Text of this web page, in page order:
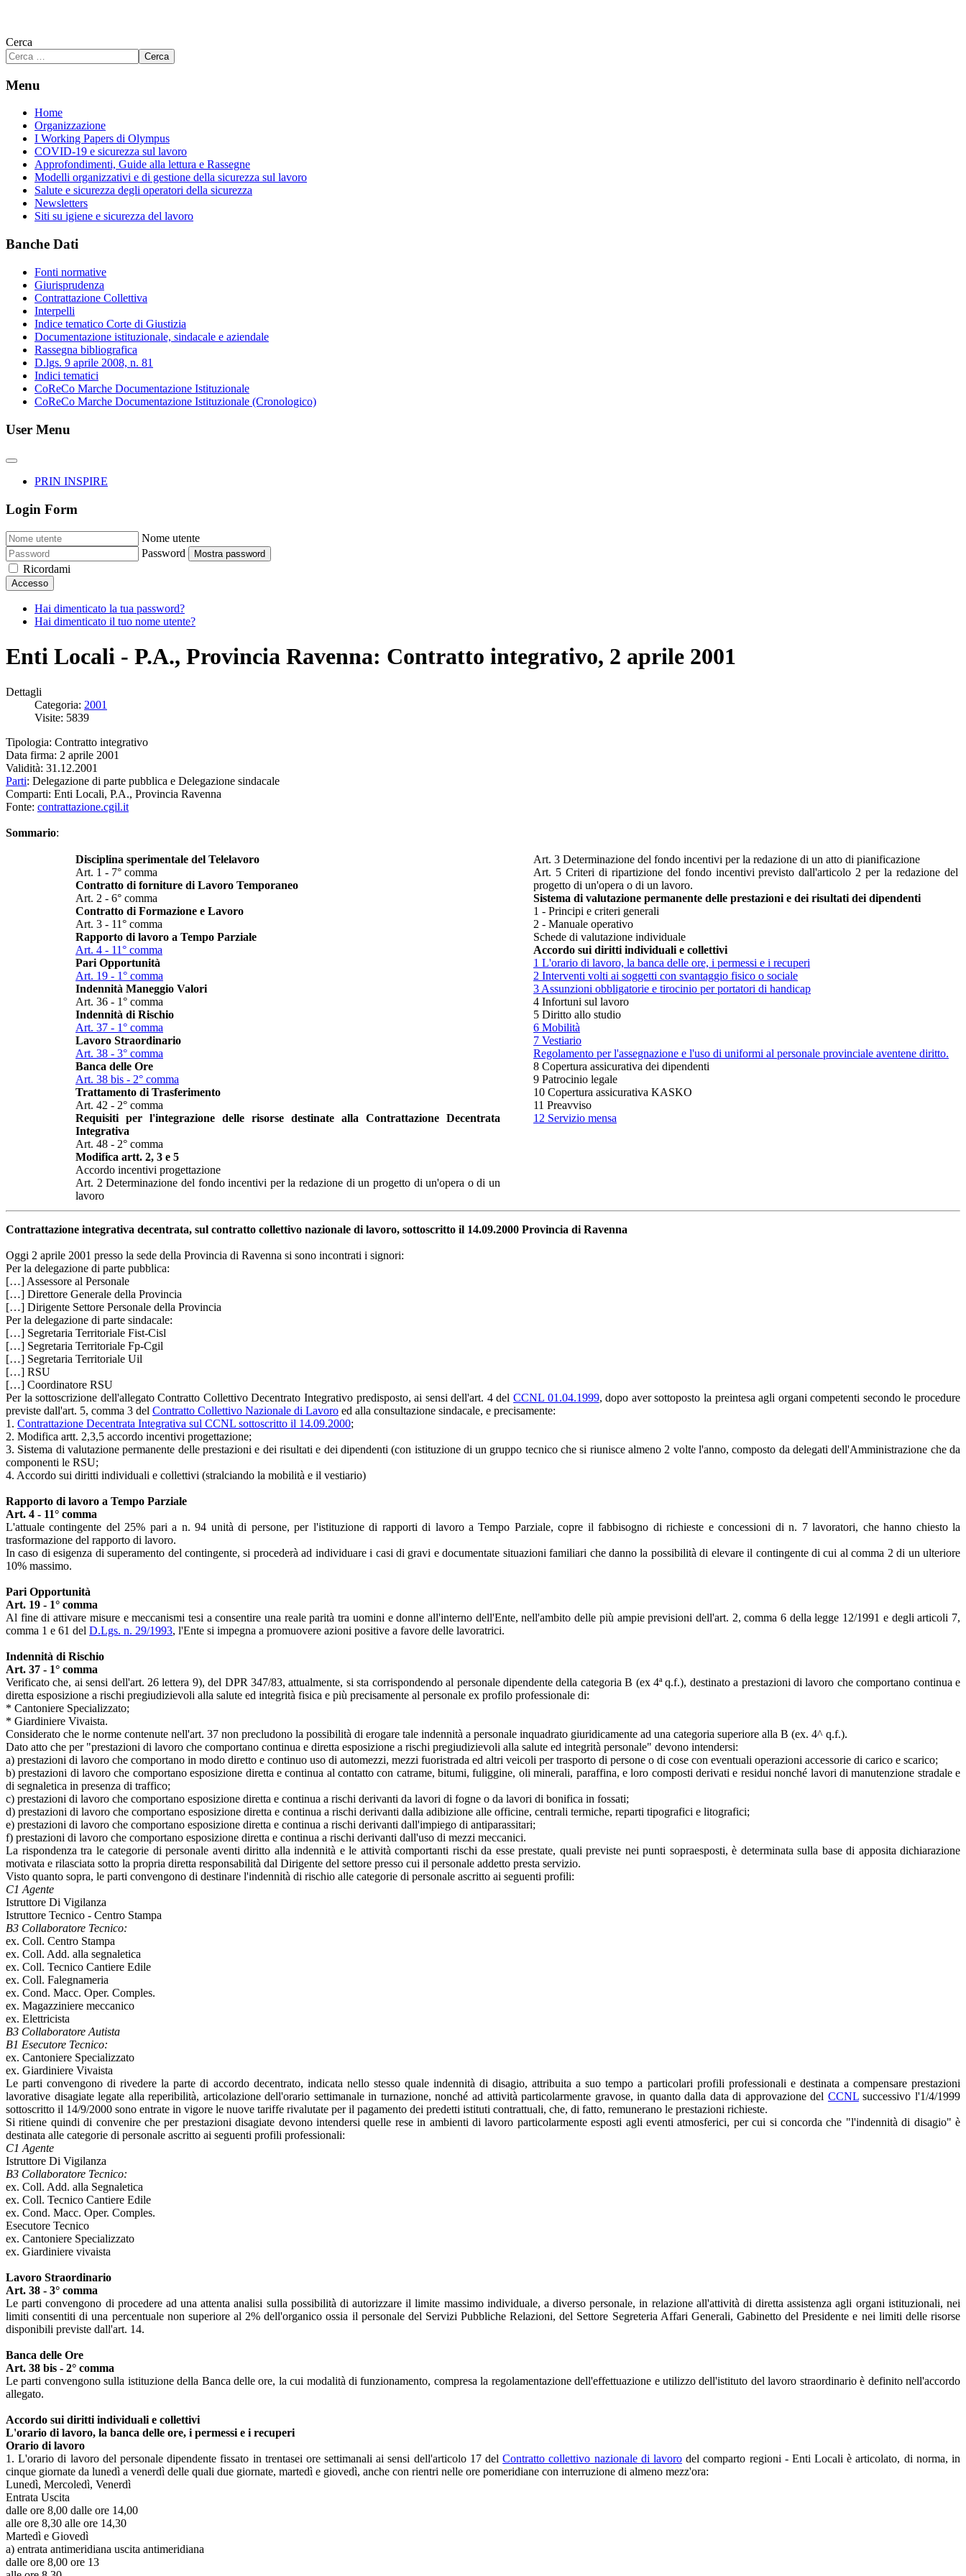
Cerca
Cerca
Menu
Home
Organizzazione
I Working Papers di Olympus
COVID-19 e sicurezza sul lavoro
Approfondimenti, Guide alla lettura e Rassegne
Modelli organizzativi e di gestione della sicurezza sul lavoro
Salute e sicurezza degli operatori della sicurezza
Newsletters
Siti su igiene e sicurezza del lavoro
Banche Dati
Fonti normative
Giurisprudenza
Contrattazione Collettiva
Interpelli
Indice tematico Corte di Giustizia
Documentazione istituzionale, sindacale e aziendale
Rassegna bibliografica
D.lgs. 9 aprile 2008, n. 81
Indici tematici
CoReCo Marche Documentazione Istituzionale
CoReCo Marche Documentazione Istituzionale (Cronologico)
User Menu
PRIN INSPIRE
Login Form
Nome utente
Password
Mostra password
Ricordami
Accesso
Hai dimenticato la tua password?
Hai dimenticato il tuo nome utente?
Enti Locali - P.A., Provincia Ravenna: Contratto integrativo, 2 aprile 2001
Dettagli
Categoria: 2001
Visite: 5839
Tipologia: Contratto integrativo
Data firma: 2 aprile 2001
Validità: 31.12.2001
Parti: Delegazione di parte pubblica e Delegazione sindacale
Comparti: Enti Locali, P.A., Provincia Ravenna
Fonte: contrattazione.cgil.it
Sommario:
Disciplina sperimentale del Telelavoro
Art. 1 - 7° comma
Contratto di forniture di Lavoro Temporaneo
Art. 2 - 6° comma
Contratto di Formazione e Lavoro
Art. 3 - 11° comma
Rapporto di lavoro a Tempo Parziale
Art. 4 - 11° comma
Pari Opportunità
Art. 19 - 1° comma
Indennità Maneggio Valori
Art. 36 - 1° comma
Indennità di Rischio
Art. 37 - 1° comma
Lavoro Straordinario
Art. 38 - 3° comma
Banca delle Ore
Art. 38 bis - 2° comma
Trattamento di Trasferimento
Art. 42 - 2° comma
Requisiti per l'integrazione delle risorse destinate alla Contrattazione Decentrata
Integrativa
Art. 48 - 2° comma
Modifica artt. 2, 3 e 5
Accordo incentivi progettazione
Art. 2 Determinazione del fondo incentivi per la redazione di un progetto di un'opera o di un
lavoro
Art. 3 Determinazione del fondo incentivi per la redazione di un atto di pianificazione
Art. 5 Criteri di ripartizione del fondo incentivi previsto dall'articolo 2 per la redazione del
progetto di un'opera o di un lavoro.
Sistema di valutazione permanente delle prestazioni e dei risultati dei dipendenti
1 - Principi e criteri generali
2 - Manuale operativo
Schede di valutazione individuale
Accordo sui diritti individuali e collettivi
1 L'orario di lavoro, la banca delle ore, i permessi e i recuperi
2 Interventi volti ai soggetti con svantaggio fisico o sociale
3 Assunzioni obbligatorie e tirocinio per portatori di handicap
4 Infortuni sul lavoro
5 Diritto allo studio
6 Mobilità
7 Vestiario
Regolamento per l'assegnazione e l'uso di uniformi al personale provinciale aventene diritto.
8 Copertura assicurativa dei dipendenti
9 Patrocinio legale
10 Copertura assicurativa KASKO
11 Preavviso
12 Servizio mensa
Contrattazione integrativa decentrata, sul contratto collettivo nazionale di lavoro, sottoscritto il 14.09.2000 Provincia di Ravenna
Oggi 2 aprile 2001 presso la sede della Provincia di Ravenna si sono incontrati i signori:
Per la delegazione di parte pubblica:
[…] Assessore al Personale
[…] Direttore Generale della Provincia
[…] Dirigente Settore Personale della Provincia
Per la delegazione di parte sindacale:
[…] Segretaria Territoriale Fist-Cisl
[…] Segretaria Territoriale Fp-Cgil
[…] Segretaria Territoriale Uil
[…] RSU
[…] Coordinatore RSU
Per la sottoscrizione dell'allegato Contratto Collettivo Decentrato Integrativo predisposto, ai sensi dell'art. 4 delCCNL 01.04.1999, dopo aver sottoposto la preintesa agli organi competenti secondo le procedure
previste dall'art. 5, comma 3 del Contratto Collettivo Nazionale di Lavoro ed alla consultazione sindacale, e precisamente:
1. Contrattazione Decentrata Integrativa sul CCNL sottoscritto il 14.09.2000;
2. Modifica artt. 2,3,5 accordo incentivi progettazione;
3. Sistema di valutazione permanente delle prestazioni e dei risultati e dei dipendenti (con istituzione di un gruppo tecnico che si riunisce almeno 2 volte l'anno, composto da delegati dell'Amministrazione che da
componenti le RSU;
4. Accordo sui diritti individuali e collettivi (stralciando la mobilità e il vestiario)
Rapporto di lavoro a Tempo Parziale
Art. 4 - 11° comma
L'attuale contingente del 25% pari a n. 94 unità di persone, per l'istituzione di rapporti di lavoro a Tempo Parziale, copre il fabbisogno di richieste e concessioni di n. 7 lavoratori, che hanno chiesto la
trasformazione del rapporto di lavoro.
In caso di esigenza di superamento del contingente, si procederà ad individuare i casi di gravi e documentate situazioni familiari che danno la possibilità di elevare il contingente di cui al comma 2 di un ulteriore
10% massimo.
Pari Opportunità
Art. 19 - 1° comma
Al fine di attivare misure e meccanismi tesi a consentire una reale parità tra uomini e donne all'interno dell'Ente, nell'ambito delle più ampie previsioni dell'art. 2, comma 6 della legge 12/1991 e degli articoli 7,
comma 1 e 61 del D.Lgs. n. 29/1993, l'Ente si impegna a promuovere azioni positive a favore delle lavoratrici.
Indennità di Rischio
Art. 37 - 1° comma
Verificato che, ai sensi dell'art. 26 lettera 9), del DPR 347/83, attualmente, si sta corrispondendo al personale dipendente della categoria B (ex 4ª q.f.), destinato a prestazioni di lavoro che comportano continua e
diretta esposizione a rischi pregiudizievoli alla salute ed integrità fisica e più precisamente al personale ex profilo professionale di:
* Cantoniere Specializzato;
* Giardiniere Vivaista.
Considerato che le norme contenute nell'art. 37 non precludono la possibilità di erogare tale indennità a personale inquadrato giuridicamente ad una categoria superiore alla B (ex. 4^ q.f.).
Dato atto che per "prestazioni di lavoro che comportano continua e diretta esposizione a rischi pregiudizievoli alla salute ed integrità personale" devono intendersi:
a) prestazioni di lavoro che comportano in modo diretto e continuo uso di automezzi, mezzi fuoristrada ed altri veicoli per trasporto di persone o di cose con eventuali operazioni accessorie di carico e scarico;
b) prestazioni di lavoro che comportano esposizione diretta e continua al contatto con catrame, bitumi, fuliggine, oli minerali, paraffina, e loro composti derivati e residui nonché lavori di manutenzione stradale e
di segnaletica in presenza di traffico;
c) prestazioni di lavoro che comportano esposizione diretta e continua a rischi derivanti da lavori di fogne o da lavori di bonifica in fossati;
d) prestazioni di lavoro che comportano esposizione diretta e continua a rischi derivanti dalla adibizione alle officine, centrali termiche, reparti tipografici e litografici;
e) prestazioni di lavoro che comportano esposizione diretta e continua a rischi derivanti dall'impiego di antiparassitari;
f) prestazioni di lavoro che comportano esposizione diretta e continua a rischi derivanti dall'uso di mezzi meccanici.
La rispondenza tra le categorie di personale aventi diritto alla indennità e le attività comportanti rischi da esse prestate, quali previste nei punti sopraesposti, è determinata sulla base di apposita dichiarazione
motivata e rilasciata sotto la propria diretta responsabilità dal Dirigente del settore presso cui il personale addetto presta servizio.
Visto quanto sopra, le parti convengono di destinare l'indennità di rischio alle categorie di personale ascritto ai seguenti profili:
C1 Agente
Istruttore Di Vigilanza
Istruttore Tecnico - Centro Stampa
B3 Collaboratore Tecnico:
ex. Coll. Centro Stampa
ex. Coll. Add. alla segnaletica
ex. Coll. Tecnico Cantiere Edile
ex. Coll. Falegnameria
ex. Cond. Macc. Oper. Comples.
ex. Magazziniere meccanico
ex. Elettricista
B3 Collaboratore Autista
B1 Esecutore Tecnico:
ex. Cantoniere Specializzato
ex. Giardiniere Vivaista
Le parti convengono di rivedere la parte di accordo decentrato, indicata nello stesso quale indennità di disagio, attribuita a suo tempo a particolari profili professionali e destinata a compensare prestazioni
lavorative disagiate legate alla reperibilità, articolazione dell'orario settimanale in turnazione, nonché ad attività particolarmente gravose, in quanto dalla data di approvazione del CCNLsuccessivo l'1/4/1999
sottoscritto il 14/9/2000 sono entrate in vigore le nuove tariffe rivalutate per il pagamento dei predetti istituti contrattuali, che, di fatto, remunerano le prestazioni richieste.
Si ritiene quindi di convenire che per prestazioni disagiate devono intendersi quelle rese in ambienti di lavoro particolarmente esposti agli eventi atmosferici, per cui si concorda che "l'indennità di disagio" è
destinata alle categorie di personale ascritto ai seguenti profili professionali:
C1 Agente
Istruttore Di Vigilanza
B3 Collaboratore Tecnico:
ex. Coll. Add. alla Segnaletica
ex. Coll. Tecnico Cantiere Edile
ex. Cond. Macc. Oper. Comples.
Esecutore Tecnico
ex. Cantoniere Specializzato
ex. Giardiniere vivaista
Lavoro Straordinario
Art. 38 - 3° comma
Le parti convengono di procedere ad una attenta analisi sulla possibilità di autorizzare il limite massimo individuale, a diverso personale, in relazione all'attività di diretta assistenza agli organi istituzionali, nei
limiti consentiti di una percentuale non superiore al 2% dell'organico ossia il personale del Servizi Pubbliche Relazioni, del Settore Segreteria Affari Generali, Gabinetto del Presidente e nei limiti delle risorse
disponibili previste dall'art. 14.
Banca delle Ore
Art. 38 bis - 2° comma
Le parti convengono sulla istituzione della Banca delle ore, la cui modalità di funzionamento, compresa la regolamentazione dell'effettuazione e utilizzo dell'istituto del lavoro straordinario è definito nell'accordo
allegato.
Accordo sui diritti individuali e collettivi
L'orario di lavoro, la banca delle ore, i permessi e i recuperi
Orario di lavoro
1. L'orario di lavoro del personale dipendente fissato in trentasei ore settimanali ai sensi dell'articolo 17 delContratto collettivo nazionale di lavorodel comparto regioni - Enti Locali è articolato, di norma, in
cinque giornate da lunedì a venerdì delle quali due giornate, martedì e giovedì, anche con rientri nelle ore pomeridiane con interruzione di almeno mezz'ora:
Lunedì, Mercoledì, Venerdì
Entrata Uscita
dalle ore 8,00 dalle ore 14,00
alle ore 8,30 alle ore 14,30
Martedì e Giovedì
a) entrata antimeridiana uscita antimeridiana
dalle ore 8,00 ore 13